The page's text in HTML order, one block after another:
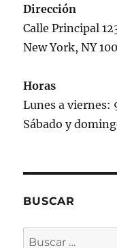
Dirección
Calle Principal
New York, NY
Horas
Lunes a viernes:
Sábado y
BUSCAR
Buscar